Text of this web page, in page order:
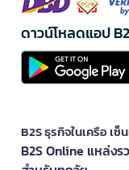
ดาวน์โหลดแอป
B2S ธุรกิจในเครือ เ
B2S Online แหล่งร